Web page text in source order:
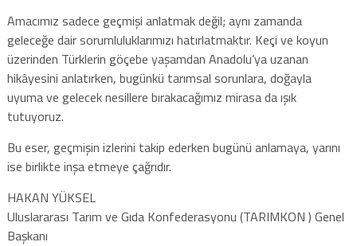
Amacımız sadece geçmişi anlatmak değil; aynı zamanda
geleceğe dair sorumluluklarımızı hatırlatmaktır. Keçi ve koyun
üzerinden Türklerin göçebe yaşamdan Anadolu’ya uzanan
hikâyesini anlatırken, bugünkü tarımsal sorunlara, doğayla
uyuma ve gelecek nesillere bırakacağımız mirasa da ışık
tutuyoruz.
Bu eser, geçmişin izlerini takip ederken bugünü anlamaya, yarını
ise birlikte inşa etmeye çağrıdır.
HAKAN YÜKSEL
Uluslararası Tarım ve Gıda Konfederasyonu (TARIMKON ) Genel
Başkanı